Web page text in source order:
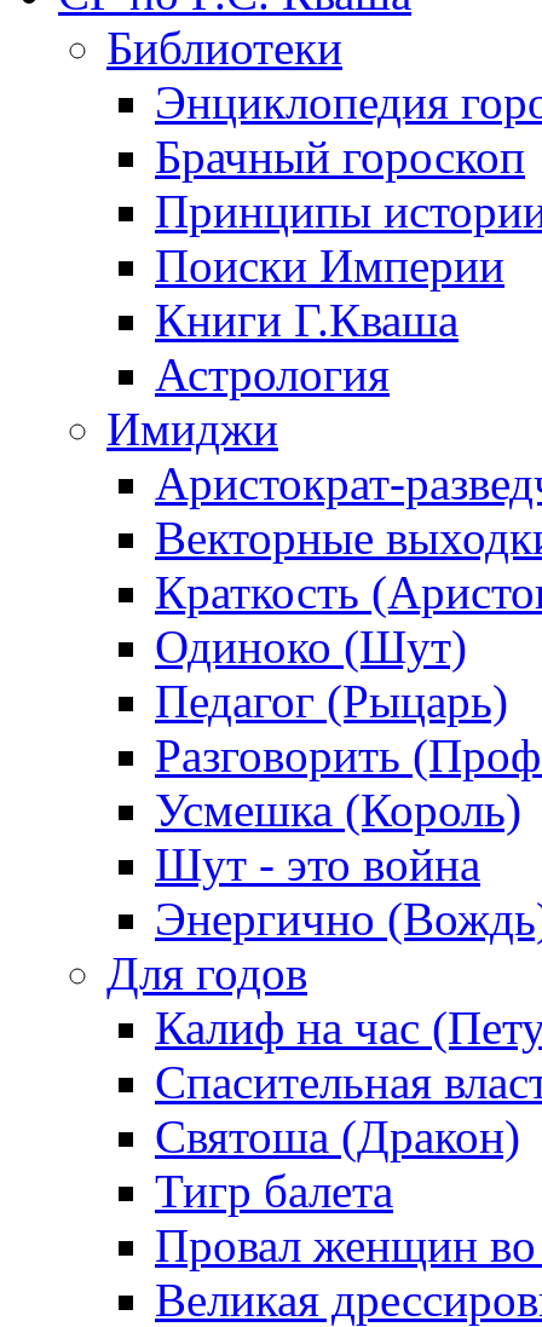
Библиотеки
Энциклопедия
Брачный гороскоп
Принципы
Поиски Империи
Книги Г.Кваша
Астрология
Имиджи
Аристократ-
Векторные
Краткость
Одиноко (Шут)
Педагог (Рыцарь)
Разговорить
Усмешка (Король)
Шут - это война
Энергично
Для годов
Калиф на час
Спасительная
Святоша (Дракон)
Тигр балета
Провал женщин во
Великая